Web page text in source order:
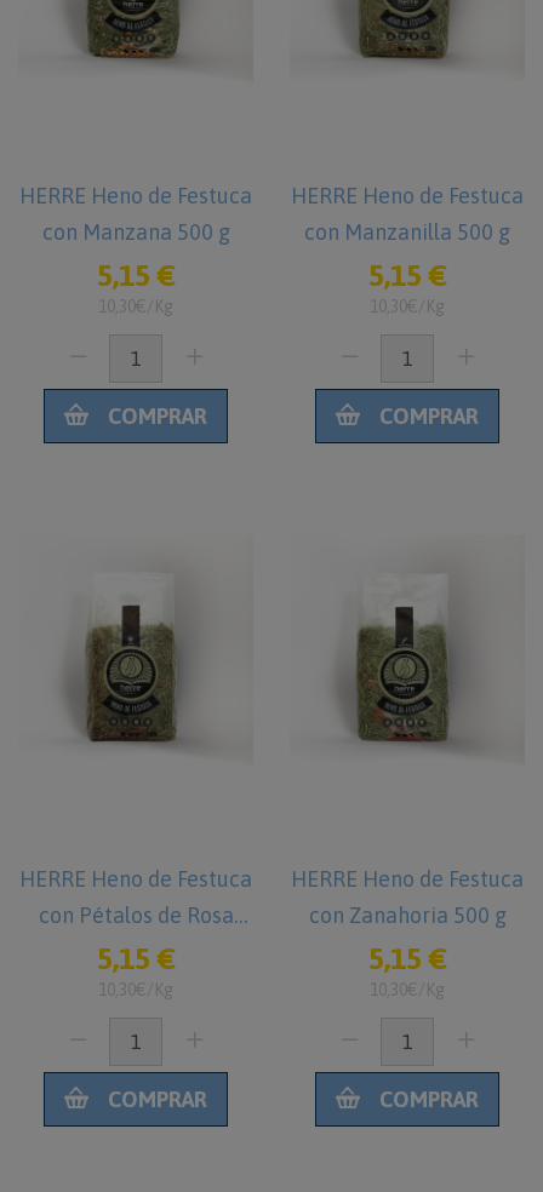
HERRE Heno de Festuca
con Manzana 500 g
5,15 €
10,30€/Kg
COMPRAR
HERRE Heno de Festuca
con Manzanilla 500 g
5,15 €
10,30€/Kg
COMPRAR
HERRE Heno de Festuca
con Pétalos de Rosa
500 g
5,15 €
10,30€/Kg
COMPRAR
HERRE Heno de Festuca
con Zanahoria 500 g
5,15 €
10,30€/Kg
COMPRAR